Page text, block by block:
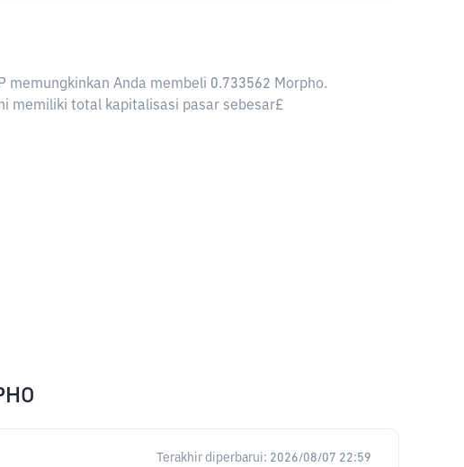
memungkinkan Anda membeli 0.733562 Morpho.
memiliki total kapitalisasi pasar sebesar£
Terakhir diperbarui: 2026/08/07 22:59